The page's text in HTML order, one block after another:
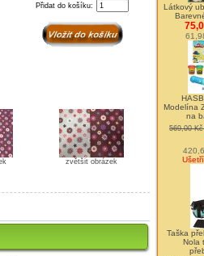
Přidat do košíku:
zvětšit obrázek
Látkový
Modelína
na
569,00
Taška
Nola